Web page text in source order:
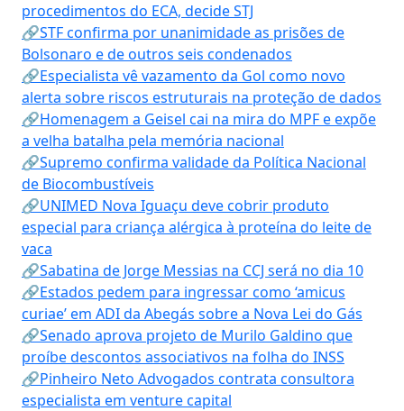
procedimentos do ECA, decide STJ
🔗STF confirma por unanimidade as prisões de
Bolsonaro e de outros seis condenados
🔗Especialista vê vazamento da Gol como novo
alerta sobre riscos estruturais na proteção de dados
🔗Homenagem a Geisel cai na mira do MPF e expõe
a velha batalha pela memória nacional
🔗Supremo confirma validade da Política Nacional
de Biocombustíveis
🔗UNIMED Nova Iguaçu deve cobrir produto
especial para criança alérgica à proteína do leite de
vaca
🔗Sabatina de Jorge Messias na CCJ será no dia 10
🔗Estados pedem para ingressar como ‘amicus
curiae’ em ADI da Abegás sobre a Nova Lei do Gás
🔗Senado aprova projeto de Murilo Galdino que
proíbe descontos associativos na folha do INSS
🔗Pinheiro Neto Advogados contrata consultora
especialista em venture capital